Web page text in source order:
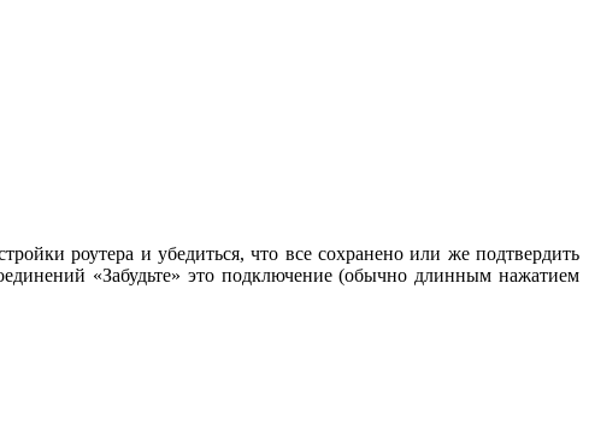
роутера и убедиться, что все сохранено или же подтвердить
«Забудьте» это подключение (обычно длинным нажатием